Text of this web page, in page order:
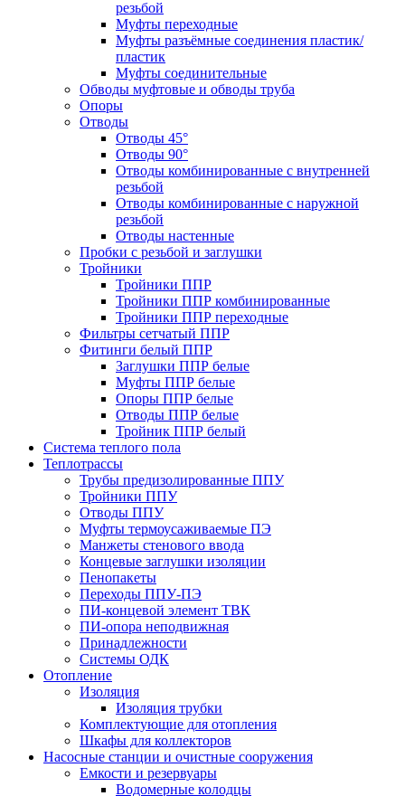
резьбой
Муфты переходные
Муфты разъёмные соединения пластик/
пластик
Муфты соединительные
Обводы муфтовые и обводы труба
Опоры
Отводы
Отводы 45°
Отводы 90°
Отводы комбинированные с внутренней
резьбой
Отводы комбинированные с наружной
резьбой
Отводы настенные
Пробки с резьбой и заглушки
Тройники
Тройники ППР
Тройники ППР комбинированные
Тройники ППР переходные
Фильтры сетчатый ППР
Фитинги белый ППР
Заглушки ППР белые
Муфты ППР белые
Опоры ППР белые
Отводы ППР белые
Тройник ППР белый
Система теплого пола
Теплотрассы
Трубы предизолированные ППУ
Тройники ППУ
Отводы ППУ
Муфты термоусаживаемые ПЭ
Манжеты стенового ввода
Концевые заглушки изоляции
Пенопакеты
Переходы ППУ-ПЭ
ПИ-концевой элемент ТВК
ПИ-опора неподвижная
Принадлежности
Системы ОДК
Отопление
Изоляция
Изоляция трубки
Комплектующие для отопления
Шкафы для коллекторов
Насосные станции и очистные сооружения
Емкости и резервуары
Водомерные колодцы